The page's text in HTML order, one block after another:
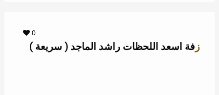
0
زفة اسعد اللحظات راشد الماجد ( سريعة )